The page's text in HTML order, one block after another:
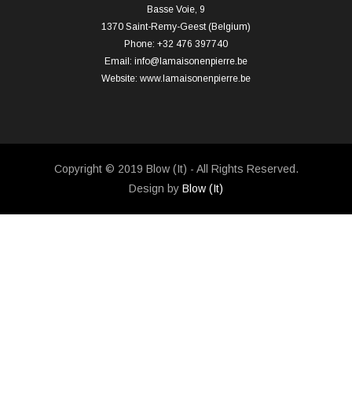
Basse Voie, 9
1370 Saint-Remy-Geest (Belgium)
Phone: +32 476 397740
Email: info@lamaisonenpierre.be
Website: www.lamaisonenpierre.be
Copyright © 2019 Blow (It) - All Rights Reserved.
Design by Blow (It)